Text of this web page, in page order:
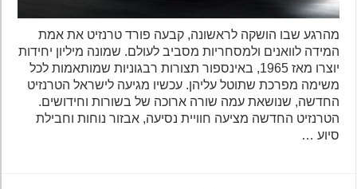
מהרגע שבו הושקה לראשונה, קבעה פורד טרנזיט את אמת
המידה לוואנים ולמסחריות מסביב לעולם. שמונה מיליון יחידות
יוצרו מאז 1965, באינספור תצורות רבגוניות שמותאמות לכל
משימה מפרכת שתוטל עליהן. עכשיו מגיעה לישראל הטרנזיט
החדשה, שנושאת עמה שורה ארוכה של בשורות וחידושים.
הטרנזיט החדשה מציעה חוויית נסיעה, אבזור נוחות וחבילת
סיוע …